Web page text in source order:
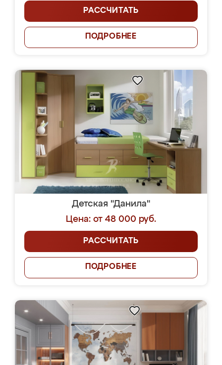
РАССЧИТАТЬ
ПОДРОБНЕЕ
Детская "Данила"
Цена: от 48 000 руб.
РАССЧИТАТЬ
ПОДРОБНЕЕ